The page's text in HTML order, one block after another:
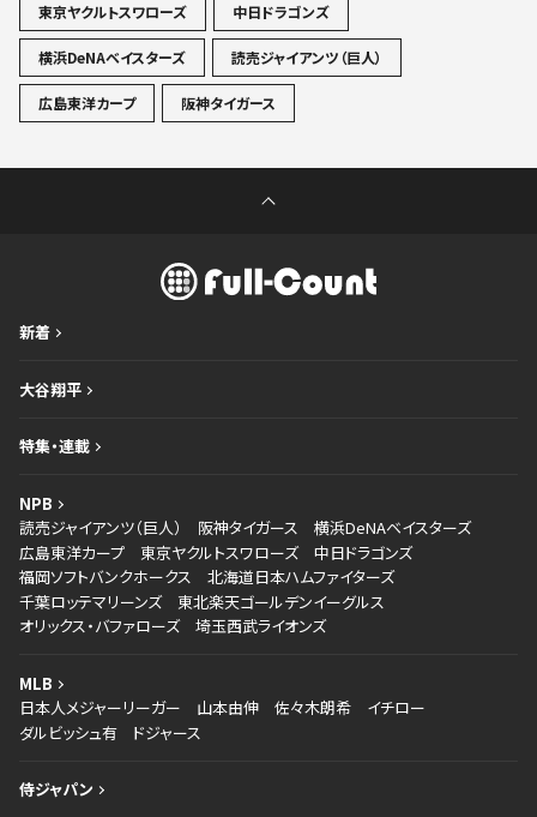
東京ヤクルトスワローズ
中日ドラゴンズ
横浜DeNAベイスターズ 読売ジャイアンツ（巨人）
広島東洋カープ 阪神タイガース
新着
大谷翔平
特集・連載
NPB
読売ジャイアンツ（巨人）
阪神タイガース
横浜DeNAベイスターズ
広島東洋カープ
東京ヤクルトスワローズ
中日ドラゴンズ
福岡ソフトバンクホークス
北海道日本ハムファイターズ
千葉ロッテマリーンズ
東北楽天ゴールデンイーグルス
オリックス・バファローズ
埼玉西武ライオンズ
MLB
日本人メジャーリーガー
山本由伸 佐々木朗希
イチロー
ダルビッシュ有
ドジャース
侍ジャパン